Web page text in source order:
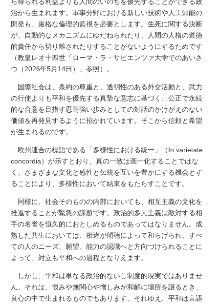
治から生まれます。軍事分野における新しい技術や人工知能の
開発も、厳格な倫理的監視を必要とします。生死に関する決断
が、自動的なメカニズムにゆだねられたり、人間の人格の道徳
的責任から切り離されたりすることがないようにするためです
（教皇レオ十四世「ローマ・ラ・サピエンツァ大学でのあいさ
つ（2026年5月14日）」参照）。
国際社会は、条約の尊重と、透明性のある外交活動と、武力
の行使よりも平和を優先する真摯な意志に基づく、公正で永続
的な合意を目指す忍耐強い歩みとしての対話のかけがえのない
価値を再発見するように招かれています。そこから信頼と希望
が生まれるのです。
欧州連合の標語である「多様性における統一」（In varietate
concordia）が示すとおり、真の一致は画一化することではな
く、さまざまな文化と感性と伝統を互いを豊かにする機会とす
ることにより、多様性において結束をもたらすことです。
同様に、社会そのものの内部においても、相互主義の文化を
推進することが緊急の課題です。政治的多元主義は敵対する相
手の名誉を恒久的におとしめるものであってはなりません。成
熟した共生においては、相違が傾聴によって和らげられ、すべ
ての人のニーズ、願望、能力の認識へと方向づけられることに
よって、対立も平和への過程となりえます。
しかし、平和は単なる政治的ないし制度的現実ではありませ
ん。それは、恨みや無関心や憎しみが和解に場所を譲るとき、
良心の中で生まれるものでもあります。それゆえ、平和は言語